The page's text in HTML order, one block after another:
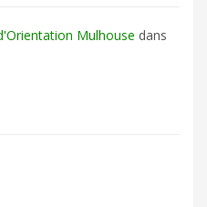
Mulhouse dans